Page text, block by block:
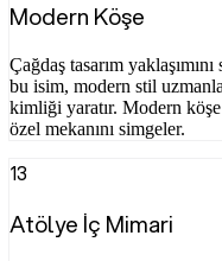
Modern Köşe
Çağdaş tasarım
bu isim, modern stil
kimliği yaratır. Modern
özel mekanını simgeler.
13
Atölye İç Mimari